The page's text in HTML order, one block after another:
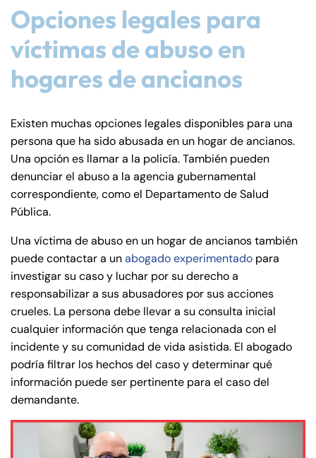
Opciones legales para
víctimas de abuso en
hogares de ancianos
Existen muchas opciones legales disponibles para una
persona que ha sido abusada en un hogar de ancianos.
Una opción es llamar a la policía. También pueden
denunciar el abuso a la agencia gubernamental
correspondiente, como el Departamento de Salud
Pública.
Una víctima de abuso en un hogar de ancianos también
puede contactar a unabogado experimentado para
investigar su caso y luchar por su derecho a
responsabilizar a sus abusadores por sus acciones
crueles. La persona debe llevar a su consulta inicial
cualquier información que tenga relacionada con el
incidente y su comunidad de vida asistida. El abogado
podría filtrar los hechos del caso y determinar qué
información puede ser pertinente para el caso del
demandante.